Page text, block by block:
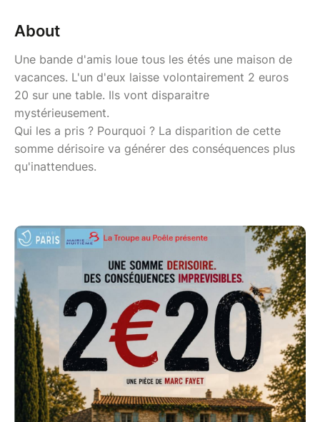
About
Une bande d'amis loue tous les étés une maison de
vacances. L'un d'eux laisse volontairement 2 euros
20 sur une table. Ils vont disparaitre
mystérieusement.
Qui les a pris ? Pourquoi ? La disparition de cette
somme dérisoire va générer des conséquences plus
qu'inattendues.